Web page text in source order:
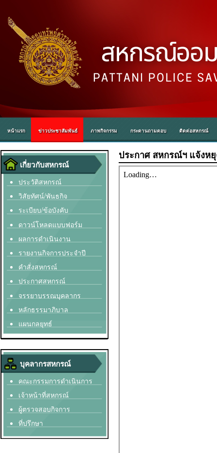
หน้าแรก ข่าวประชาสัมพันธ์ ภาพกิจกรรม กระดานถามตอบ ติดต่อสหกรณ์
ประกาศ สหกรณ์ฯ แจ้งห
เกี่ยวกับสหกรณ์
ประวัติสหกรณ์
วิสัยทัศน์/พันธกิจ
ระเบียบ/ข้อบังคับ
ดาวน์โหลดแบบฟอร์ม
ผลการดำเนินงาน
รายงานกิจการประจำปี
คำสั่งสหกรณ์
ประกาศสหกรณ์
จรรยาบรรณบุคลากร
หลักธรรมาภิบาล
แผนกลยุทธ์
บุคลากรสหกรณ์
คณะกรรมการดำเนินการ
เจ้าหน้าที่สหกรณ์
ผู้ตรวจสอบกิจการ
ที่ปรึกษา